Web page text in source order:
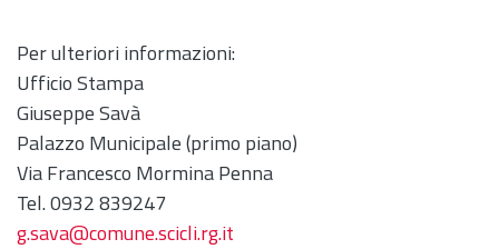
Per ulteriori informazioni:
Ufficio Stampa
Giuseppe Savà
Palazzo Municipale (primo piano)
Via Francesco Mormina Penna
Tel. 0932 839247
g.sava@comune.scicli.rg.it